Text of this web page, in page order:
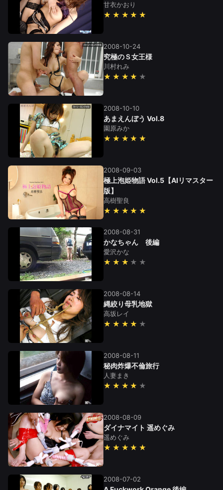
甘衣かおり
★★★★★
2008-10-24
究極のＳ女王様
川村れみ
★★★★
2008-10-10
あまえんぼう Vol.8
園原みか
★★★★★
2008-09-03
極上泡姫物語 Vol.5【AIリマスター
版】
高樹聖良
★★★★★
2008-08-31
かなちゃん 後編
愛沢かな
★★★
2008-08-14
縄絞り母乳地獄
高坂レイ
★★★★
2008-08-11
秘肉炸爆不倫旅行
人妻まき
★★★★
2008-08-09
ダイナマイト 遥めぐみ
遥めぐみ
★★★★★
2008-07-02